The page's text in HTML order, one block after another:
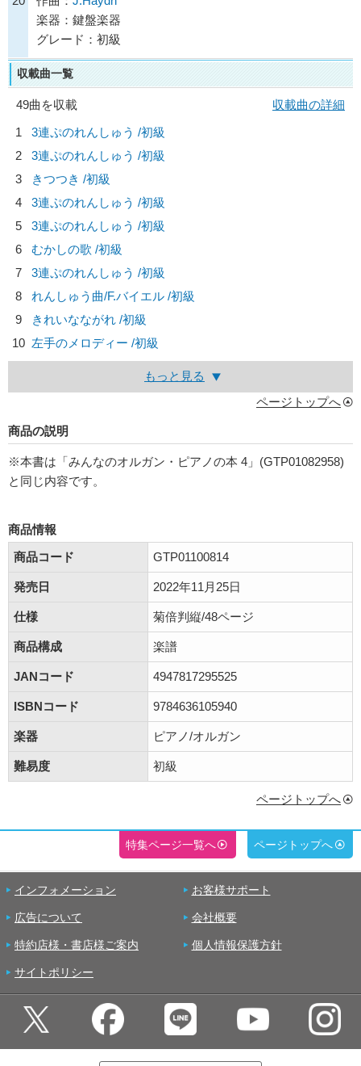
楽器：鍵盤楽器
グレード：初級
収載曲一覧
49曲を収載
収載曲の詳細
1
3連ぷのれんしゅう /初級
2
3連ぷのれんしゅう /初級
3
きつつき /初級
4
3連ぷのれんしゅう /初級
5
3連ぷのれんしゅう /初級
6
むかしの歌 /初級
7
3連ぷのれんしゅう /初級
8
れんしゅう曲/F.バイエル /初級
9
きれいなながれ /初級
10 左手のメロディー /初級
もっと見る
ページトップへ
商品の説明
※本書は「みんなのオルガン・ピアノの本 4」(GTP01082958)
と同じ内容です。
商品情報
商品コード
GTP01100814
発売日 2022年11月25日
仕様 菊倍判縦/48ページ
商品構成 楽譜
JANコード 4947817295525
ISBNコード 9784636105940
楽器 ピアノ/オルガン
難易度 初級
ページトップへ
特集ページ一覧へ ページトップへ
インフォメーション お客様サポート
広告について 会社概要
特約店様・書店様ご案内 個人情報保護方針
サイトポリシー